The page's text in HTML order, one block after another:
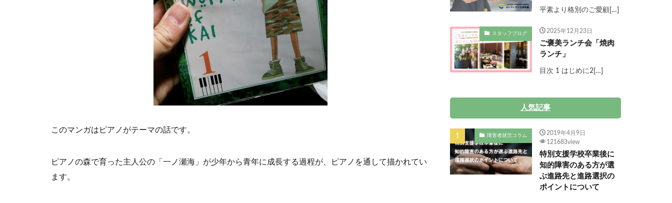
このマンガはピアノがテーマの話です。
ピアノの森で育った主人公の「一ノ瀬海」が少年から青年に成長する過程が、ピアノを通して描かれてい
ます。
平素より格別のご愛顧[…]
スタッフブログ 2025年12月23日
ご褒美ランチ会「焼肉
ランチ」
目次 1 はじめに2[…]
人気記事
障害者就労コラム
2019年4月9日
121683view
特別支援学校卒業後に
知的障害のある方が選
ぶ進路先と進路選択の
ポイントについて